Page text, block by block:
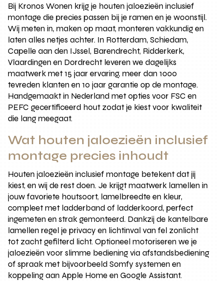
Bij Kronos Wonen krijg je houten jaloezieën inclusief
montage die precies passen bij je ramen en je woonstijl.
Wij meten in, maken op maat, monteren vakkundig en
laten alles netjes achter. In Rotterdam, Schiedam,
Capelle aan den IJssel, Barendrecht, Ridderkerk,
Vlaardingen en Dordrecht leveren we dagelijks
maatwerk met 15 jaar ervaring, meer dan 1000
tevreden klanten en 10 jaar garantie op de montage.
Handgemaakt in Nederland met opties voor FSC en
PEFC gecertificeerd hout zodat je kiest voor kwaliteit
die lang meegaat.
Wat houten jaloezieën inclusief
montage precies inhoudt
Houten jaloezieën inclusief montage betekent dat jij
kiest, en wij de rest doen. Je krijgt maatwerk lamellen in
jouw favoriete houtsoort, lamelbreedte en kleur,
compleet met ladderband of ladderkoord, perfect
ingemeten en strak gemonteerd. Dankzij de kantelbare
lamellen regel je privacy en lichtinval van fel zonlicht
tot zacht gefilterd licht. Optioneel motoriseren we je
jaloezieën voor slimme bediening via afstandsbediening
of spraak met bijvoorbeeld Somfy systemen en
koppeling aan Apple Home en Google Assistant.